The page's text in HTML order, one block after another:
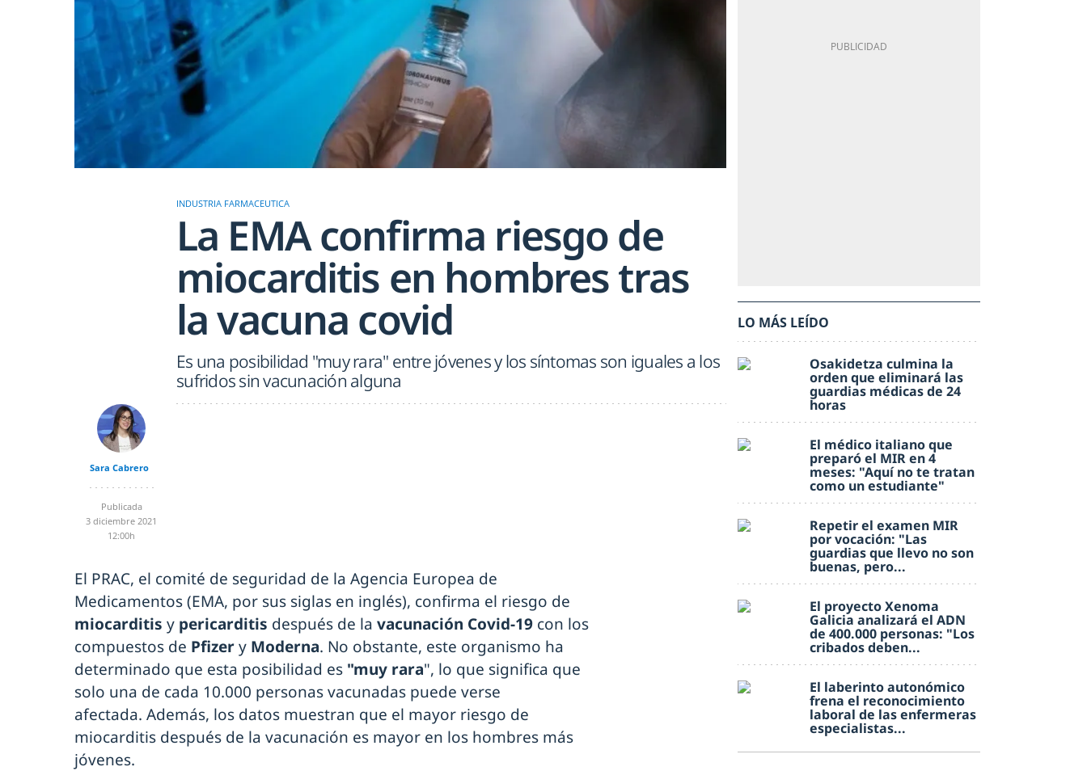
INDUSTRIA FARMACEUTICA
La EMA confirma riesgo de
miocarditis en hombres tras
la vacuna covid
Es una posibilidad "muy rara" entre jóvenes y los síntomas son iguales a los
sufridos sin vacunación alguna
Sara Cabrero
Publicada
3 diciembre 2021
12:00h
El PRAC, el comité de seguridad de la Agencia Europea de
Medicamentos (EMA, por sus siglas en inglés), confirma el riesgo de
miocarditis y pericarditis después de la vacunación Covid-19 con los
compuestos de Pfizery Moderna. No obstante, este organismo ha
determinado que esta posibilidad es "muy rara", lo que significa que
solo una de cada 10.000 personas vacunadas puede verse
afectada. Además, los datos muestran que el mayor riesgo de
miocarditis después de la vacunación es mayor en los hombres más
jóvenes.
LO MÁS LEÍDO
Osakidetza culmina la
orden que eliminará las
guardias médicas de 24
horas
El médico italiano que
preparó el MIR en 4
meses: "Aquí no te tratan
como un estudiante"
Repetir el examen MIR
por vocación: "Las
guardias que llevo no son
buenas, pero...
El proyecto Xenoma
Galicia analizará el ADN
de 400.000 personas: "Los
cribados deben...
El laberinto autonómico
frena el reconocimiento
laboral de las enfermeras
especialistas...